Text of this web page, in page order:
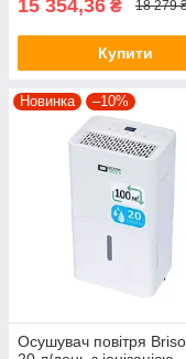
15 354,36 ₴ 18 279
Купити
Новинка –10%
Осушувач повітря